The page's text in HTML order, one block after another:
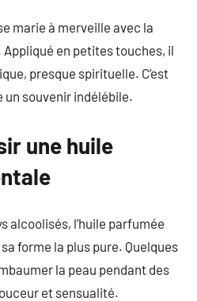
marie à merveille avec la
Appliqué en petites touches, il
presque spirituelle. C’est
un souvenir indélébile.
une huile
alcoolisés, l’huile parfumée
forme la plus pure. Quelques
la peau pendant des
et sensualité.